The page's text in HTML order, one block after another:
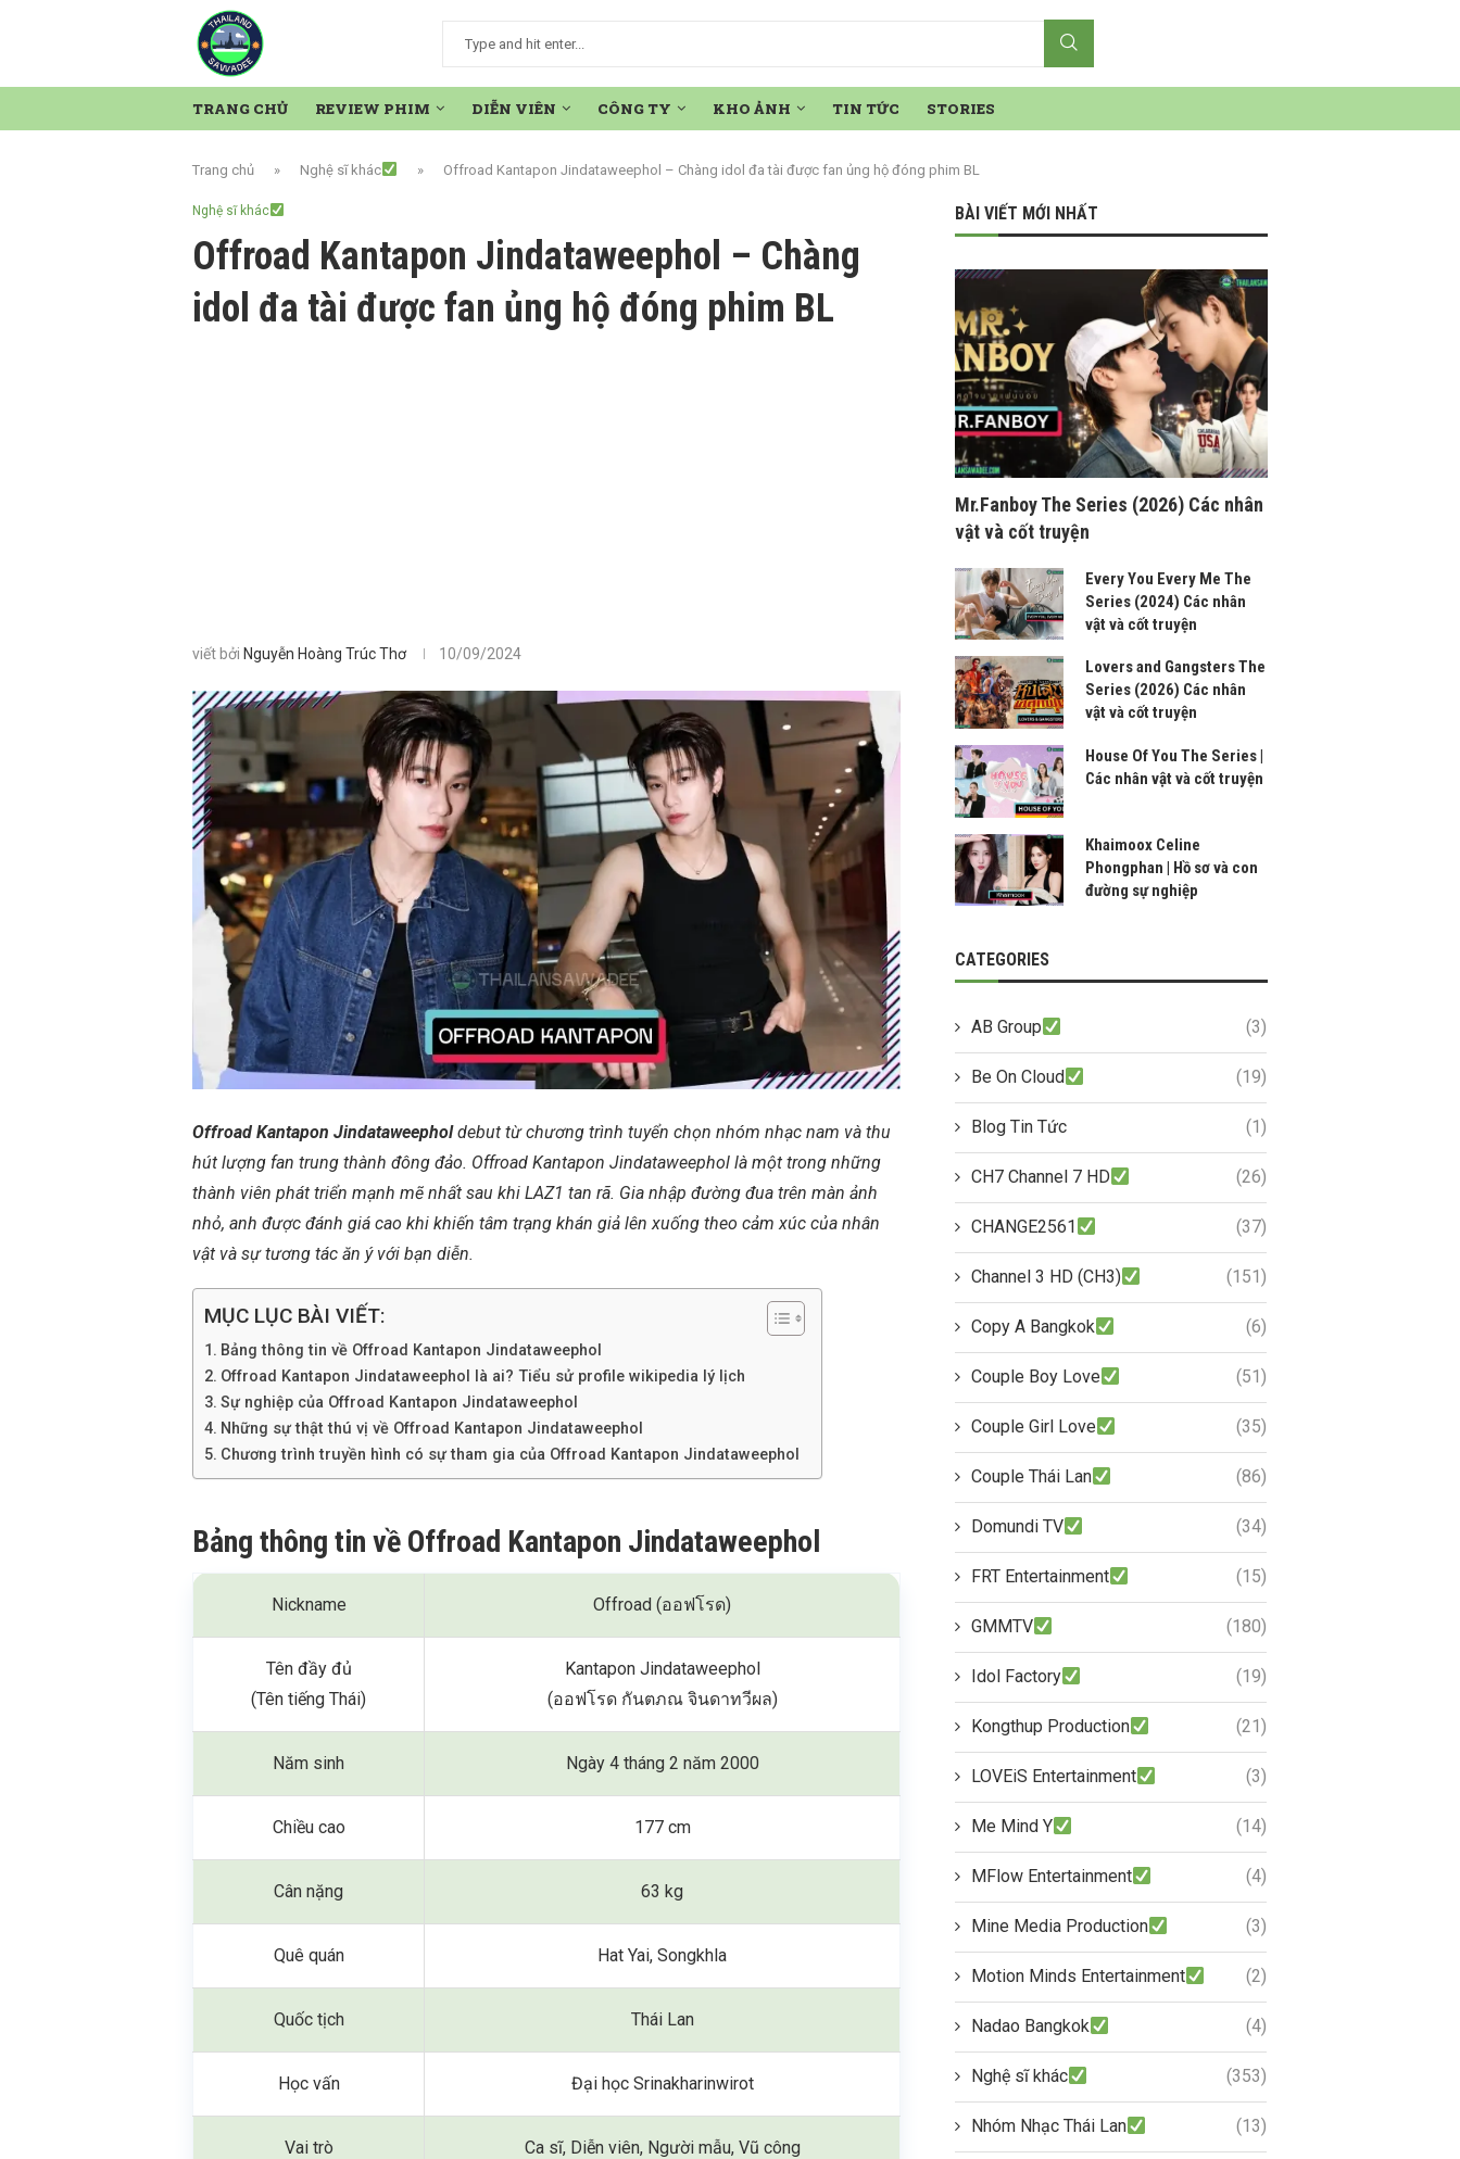
TRANG CHỦ REVIEW PHIM DIỄN VIÊN CÔNG TY KHO ẢNH TIN TỨC STORIES
Trang chủ » Nghệ sĩ khác » Offroad Kantapon Jindataweephol – Chàng idol đa tài được fan ủng hộ đóng phim BL
Nghệ sĩ khác
Offroad Kantapon Jindataweephol – Chàng
idol đa tài được fan ủng hộ đóng phim BL
viết bởi Nguyễn Hoàng Trúc Thơ 10/09/2024
Offroad Kantapon Jindataweepholdebut từ chương trình tuyển chọn nhóm nhạc nam và thu
hút lượng fan trung thành đông đảo. Offroad Kantapon Jindataweephol là một trong những
thành viên phát triển mạnh mẽ nhất sau khi LAZ1 tan rã. Gia nhập đường đua trên màn ảnh
nhỏ, anh được đánh giá cao khi khiến tâm trạng khán giả lên xuống theo cảm xúc của nhân
vật và sự tương tác ăn ý với bạn diễn.
MỤC LỤC BÀI VIẾT:
Bảng thông tin về Offroad Kantapon Jindataweephol
Offroad Kantapon Jindataweephol là ai? Tiểu sử profile wikipedia lý lịch
Sự nghiệp của Offroad Kantapon Jindataweephol
Những sự thật thú vị về Offroad Kantapon Jindataweephol
Chương trình truyền hình có sự tham gia của Offroad Kantapon Jindataweephol
Bảng thông tin về Offroad Kantapon Jindataweephol
Nickname Offroad (ออฟโรด)
Tên đầy đủ
(Tên tiếng Thái)
Kantapon Jindataweephol
(ออฟโรด กันตภณ จินดาทวีผล)
Năm sinh Ngày 4 tháng 2 năm 2000
Chiều cao 177 cm
Cân nặng 63 kg
Quê quán Hat Yai, Songkhla
Quốc tịch Thái Lan
Học vấn Đại học Srinakharinwirot
Vai trò Ca sĩ, Diễn viên, Người mẫu, Vũ công
BÀI VIẾT MỚI NHẤT
Mr.Fanboy The Series (2026) Các nhân
vật và cốt truyện
Every You Every Me The
Series (2024) Các nhân
vật và cốt truyện
Lovers and Gangsters The
Series (2026) Các nhân
vật và cốt truyện
House Of You The Series |
Các nhân vật và cốt truyện
Khaimoox Celine
Phongphan | Hồ sơ và con
đường sự nghiệp
CATEGORIES
AB Group (3)
Be On Cloud (19)
Blog Tin Tức (1)
CH7 Channel 7 HD (26)
CHANGE2561 (37)
Channel 3 HD (CH3) (151)
Copy A Bangkok (6)
Couple Boy Love (51)
Couple Girl Love (35)
Couple Thái Lan (86)
Domundi TV (34)
FRT Entertainment (15)
GMMTV (180)
Idol Factory (19)
Kongthup Production (21)
LOVEiS Entertainment (3)
Me Mind Y (14)
MFlow Entertainment (4)
Mine Media Production (3)
Motion Minds Entertainment (2)
Nadao Bangkok (4)
Nghệ sĩ khác (353)
Nhóm Nhạc Thái Lan (13)